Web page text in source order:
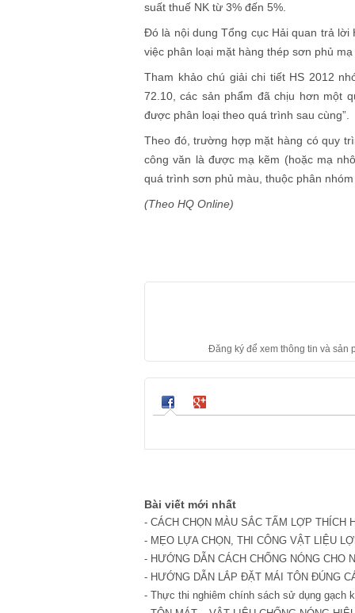
suất thuế NK từ 3% đến 5%.
Đó là nội dung Tổng cục Hải quan trả lời
việc phân loại mặt hàng thép sơn phủ mạ
Tham khảo chú giải chi tiết HS 2012
72.10, các sản phẩm đã chịu hơn một
được phân loại theo quá trình sau cùng”.
Theo đó, trường hợp mặt hàng có quy
công văn là được mạ kẽm (hoặc mạ
quá trình sơn phủ màu, thuộc phân
(Theo HQ Online)
Đăng ký để xem thông tin và sản
Bài viết mới nhất
- CÁCH CHỌN MÀU SẮC TẤM LỢP THÍCH
- MẸO LỰA CHỌN, THI CÔNG VẬT LIỆU
- HƯỚNG DẪN CÁCH CHỐNG NÓNG CHO
- HƯỚNG DẪN LẮP ĐẶT MÁI TÔN ĐÚNG
- Thực thi nghiêm chính sách sử dụng gạch